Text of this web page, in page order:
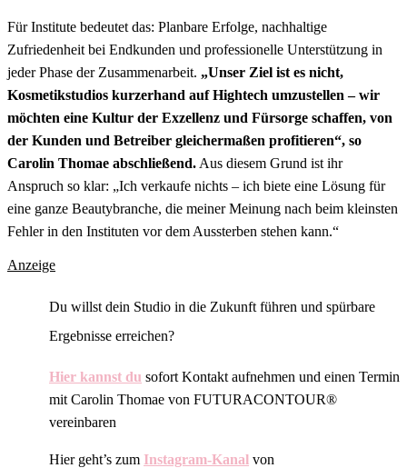
Für Institute bedeutet das: Planbare Erfolge, nachhaltige
Zufriedenheit bei Endkunden und professionelle Unterstützung in
jeder Phase der Zusammenarbeit. „Unser Ziel ist es nicht,
Kosmetikstudios kurzerhand auf Hightech umzustellen – wir
möchten eine Kultur der Exzellenz und Fürsorge schaffen, von
der Kunden und Betreiber gleichermaßen profitieren“, so
Carolin Thomae abschließend. Aus diesem Grund ist ihr
Anspruch so klar: „Ich verkaufe nichts – ich biete eine Lösung für
eine ganze Beautybranche, die meiner Meinung nach beim kleinsten
Fehler in den Instituten vor dem Aussterben stehen kann.“
Anzeige
Du willst dein Studio in die Zukunft führen und spürbare
Ergebnisse erreichen?
Hier kannst du sofort Kontakt aufnehmen und einen Termin
mit Carolin Thomae von FUTURACONTOUR®
vereinbaren
Hier geht’s zum Instagram-Kanal von